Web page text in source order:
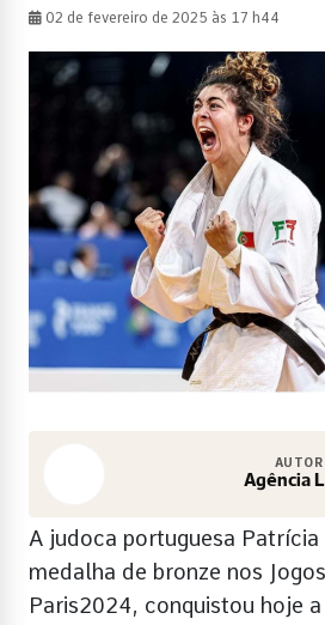
02 de fevereiro de 2025 às 17 h44
AUTOR
Agência
A judoca portuguesa Patrícia
medalha de bronze nos
Paris2024, conquistou hoje